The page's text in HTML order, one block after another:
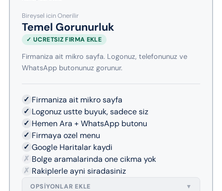
Bireysel icin Onerilir
Temel Gorunurluk
✓ UCRETSIZ FIRMA EKLE
Firmaniza ait mikro sayfa. Logonuz, telefonunuz ve
WhatsApp butonunuz gorunur.
✓ Firmaniza ait mikro sayfa
✓ Logonuz ustte buyuk, sadece siz
✓ Hemen Ara + WhatsApp butonu
✓ Firmaya ozel menu
✓ Google Haritalar kaydi
✗ Bolge aramalarinda one cikma yok
✗ Rakiplerle ayni siradasiniz
OPSIYONLAR EKLE ▼